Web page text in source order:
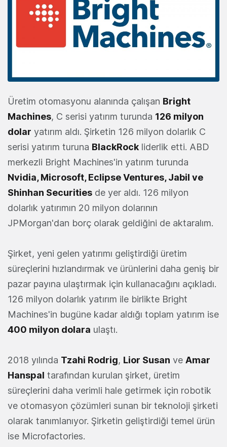
Üretim otomasyonu alanında çalışan Bright
Machines, C serisi yatırım turunda 126 milyon
dolar yatırım aldı. Şirketin 126 milyon dolarlık C
serisi yatırım turuna BlackRock liderlik etti. ABD
merkezli Bright Machines'in yatırım turunda
Nvidia, Microsoft, Eclipse Ventures, Jabil ve
Shinhan Securities de yer aldı. 126 milyon
dolarlık yatırımın 20 milyon dolarının
JPMorgan'dan borç olarak geldiğini de aktaralım.
Şirket, yeni gelen yatırımı geliştirdiği üretim
süreçlerini hızlandırmak ve ürünlerini daha geniş bir
pazar payına ulaştırmak için kullanacağını açıkladı.
126 milyon dolarlık yatırım ile birlikte Bright
Machines'in bugüne kadar aldığı toplam yatırım ise
400 milyon dolara ulaştı.
2018 yılında Tzahi Rodrig, Lior Susan ve Amar
Hanspal tarafından kurulan şirket, üretim
süreçlerini daha verimli hale getirmek için robotik
ve otomasyon çözümleri sunan bir teknoloji şirketi
olarak tanımlanıyor. Şirketin geliştirdiği temel ürün
ise Microfactories.